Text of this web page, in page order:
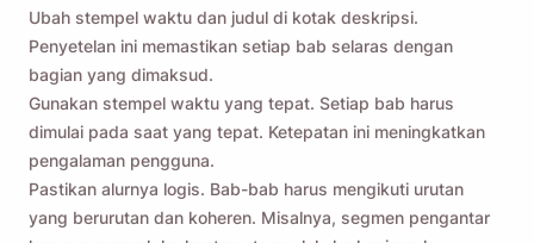
Ubah stempel waktu dan judul di kotak deskripsi.
Penyetelan ini memastikan setiap bab selaras dengan
bagian yang dimaksud.
Gunakan stempel waktu yang tepat. Setiap bab harus
dimulai pada saat yang tepat. Ketepatan ini meningkatkan
pengalaman pengguna.
Pastikan alurnya logis. Bab-bab harus mengikuti urutan
yang berurutan dan koheren. Misalnya, segmen pengantar
Ingatkan saya 🔔
Kirimi diri Anda pengingat untuk mengunduh
Viddly saat Anda kembali menggunakan